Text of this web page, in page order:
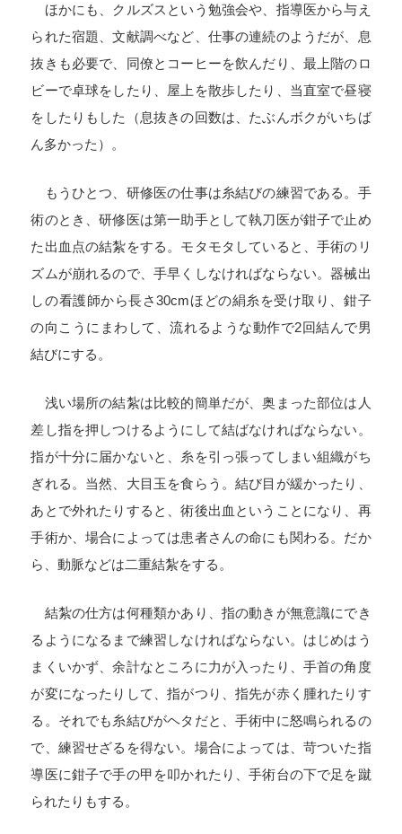
ほかにも、クルズスという勉強会や、指導医から与え
られた宿題、文献調べなど、仕事の連続のようだが、息
抜きも必要で、同僚とコーヒーを飲んだり、最上階のロ
ビーで卓球をしたり、屋上を散歩したり、当直室で昼寝
をしたりもした（息抜きの回数は、たぶんボクがいちば
ん多かった）。
もうひとつ、研修医の仕事は糸結びの練習である。手
術のとき、研修医は第一助手として執刀医が鉗子で止め
た出血点の結紮をする。モタモタしていると、手術のリ
ズムが崩れるので、手早くしなければならない。器械出
しの看護師から長さ30cmほどの絹糸を受け取り、鉗子
の向こうにまわして、流れるような動作で2回結んで男
結びにする。
浅い場所の結紮は比較的簡単だが、奥まった部位は人
差し指を押しつけるようにして結ばなければならない。
指が十分に届かないと、糸を引っ張ってしまい組織がち
ぎれる。当然、大目玉を食らう。結び目が緩かったり、
あとで外れたりすると、術後出血ということになり、再
手術か、場合によっては患者さんの命にも関わる。だか
ら、動脈などは二重結紮をする。
結紮の仕方は何種類かあり、指の動きが無意識にでき
るようになるまで練習しなければならない。はじめはう
まくいかず、余計なところに力が入ったり、手首の角度
が変になったりして、指がつり、指先が赤く腫れたりす
る。それでも糸結びがヘタだと、手術中に怒鳴られるの
で、練習せざるを得ない。場合によっては、苛ついた指
導医に鉗子で手の甲を叩かれたり、手術台の下で足を蹴
られたりもする。